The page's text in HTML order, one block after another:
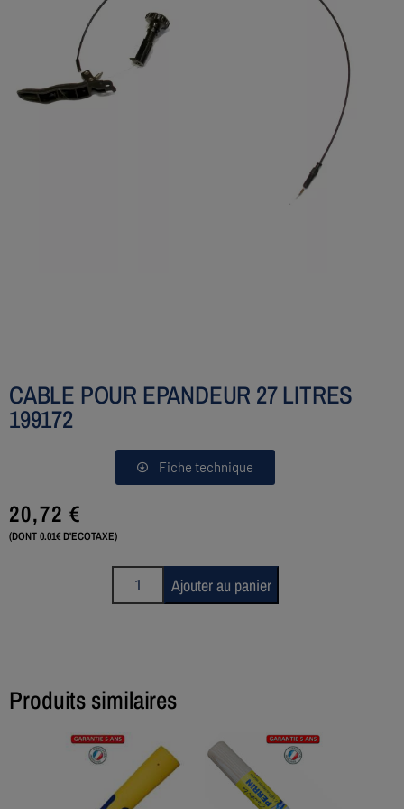
CABLE POUR EPANDEUR 27 LITRES
199172
Fiche technique
20,72€
(DONT 0.01€ D'ECOTAXE)
Ajouter au panier
Produits similaires